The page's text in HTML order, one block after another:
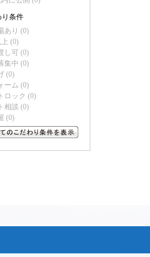
り条件
あり (0)
(0)
し可 (0)
集中 (0)
(0)
ーム (0)
ロック (0)
相談 (0)
(0)